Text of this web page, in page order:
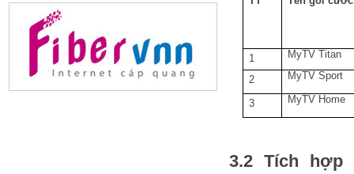
1 MyTV Titan
2 MyTV Sport
3 MyTV Home
3.2 Tích hợp